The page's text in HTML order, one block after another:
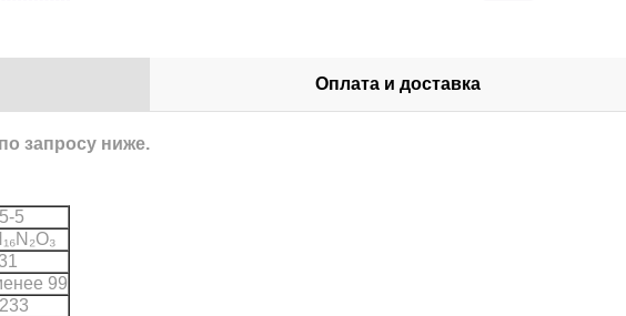
Оплата и доставка
запросу ниже.
5
99